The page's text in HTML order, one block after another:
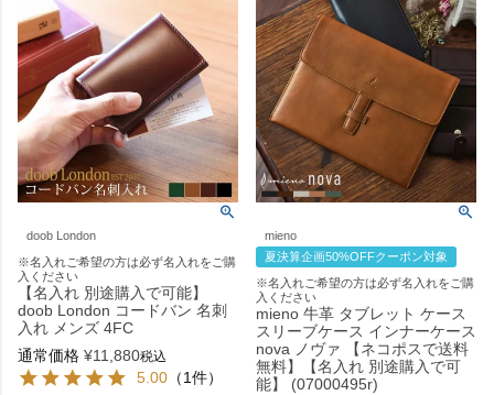
doob London
※名入れご希望の方は必ず名入れをご購
入ください
【名入れ 別途購入で可能】
doob London コードバン 名刺
入れ メンズ 4FC
通常価格 ¥11,880税込
5.00 （1件）
mieno
夏決算企画50%OFFクーポン対象
※名入れご希望の方は必ず名入れをご購
入ください
mieno 牛革 タブレット ケース
スリーブケース インナーケース
nova ノヴァ 【ネコポスで送料
無料】【名入れ 別途購入で可
能】 (07000495r)